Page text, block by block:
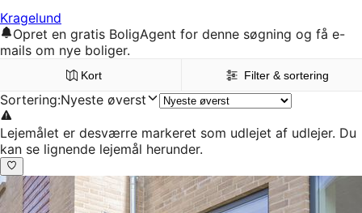
Kragelund
Opret en gratis BoligAgent for denne søgning og få e-
mails om nye boliger.
Kort Filter & sortering
Sortering:Nyeste øverst
Lejemålet er desværre markeret som udlejet af udlejer. Du
kan se lignende lejemål herunder.